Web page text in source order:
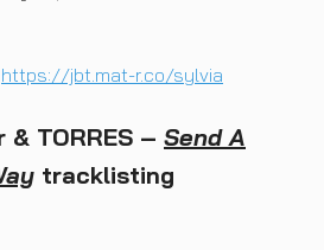
https://jbt.mat-r.co/sylvia
TORRES – Send A
tracklisting